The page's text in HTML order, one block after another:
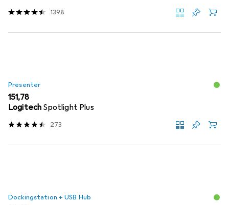
1398
Presenter
EUR
151,78
Logitech Spotlight Plus
273
Dockingstation + USB Hub